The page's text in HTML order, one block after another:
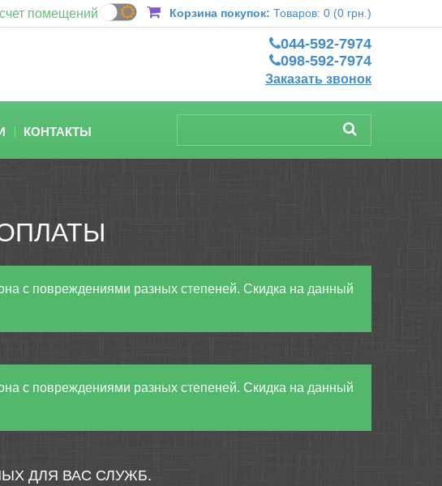
помещений Корзина покупок: Товаров: 0 (0 грн.)
044-592-7974
098-592-7974
Заказать звонок
КОНТАКТЫ
с повреждениями разных степеней. Скидка на данный
с повреждениями разных степеней. Скидка на данный
ДЛЯ ВАС СЛУЖБ.